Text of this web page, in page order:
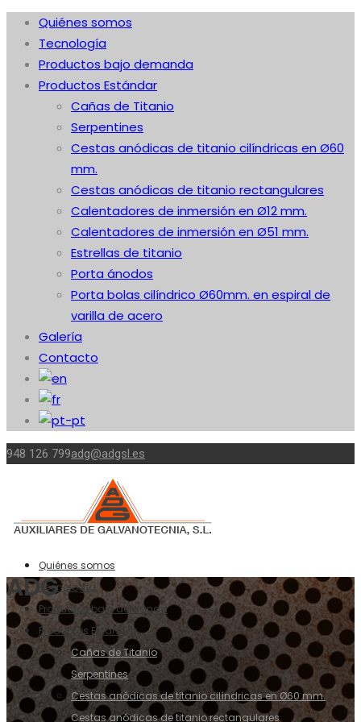
Quiénes somos
Tecnología
Productos bajo demanda
Productos Estándar
Cañas de Titanio
Serpentines
Cestas anódicas de titanio cilíndricas en Ø60
mm.
Cestas anódicas de titanio rectangulares
Calentadores de inmersión en Ø12 mm.
Calentadores de inmersión en Ø51 mm.
Estrellas de titanio
Porta ánodos
Porta bolas cilíndrico Ø60mm. en espiral de
varilla de acero
Galería
Contacto
948 126 799adg@adgsl.es
Quiénes somos
Tecnología
Productos bajo demanda
Productos Estándar
Cañas de Titanio
Serpentines
Cestas anódicas de titanio cilíndricas en Ø60 mm.
Cestas anódicas de titanio rectangulares
ADG